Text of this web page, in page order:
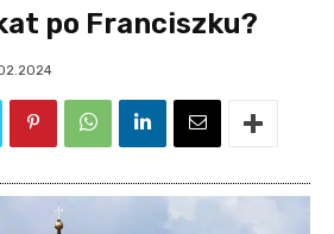
po Franciszku?